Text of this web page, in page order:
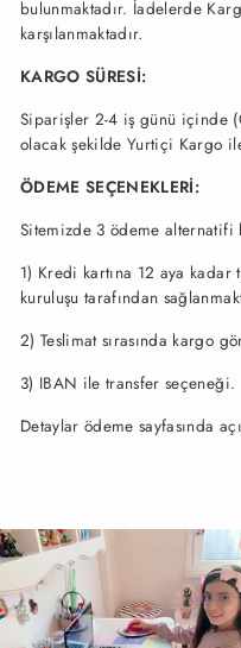
bulunmaktadır. İadelerde
karşılanmaktadır.
KARGO SÜRESİ:
Siparişler 2-4 iş günü içinde
olacak şekilde Yurtiçi Kargo
ÖDEME SEÇENEKLERİ:
Sitemizde 3 ödeme alternatifi
1) Kredi kartına 12 aya kadar
kuruluşu tarafından
2) Teslimat sırasında kargo
3) IBAN ile transfer seçeneği.
Detaylar ödeme sayfasında